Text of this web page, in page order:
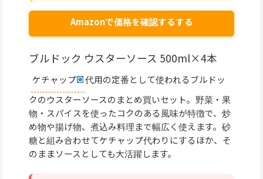
Amazonで価格を確認するする
ブルドック ウスターソース 500ml×4本
ケチャップ
代用の定番として使われるブルドッ
クのウスターソースのまとめ買いセット。野菜・果
物・スパイスを使ったコクのある風味が特徴で、炒
め物や揚げ物、煮込み料理まで幅広く使えます。砂
糖と組み合わせてケチャップ代わりにするほか、そ
のままソースとしても大活躍します。